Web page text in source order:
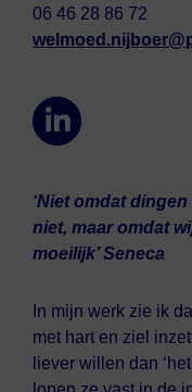
06 46 28 86 72
‘Niet omdat
niet, maar omdat
moeilijk’ Seneca
In mijn werk zie ik
met hart en ziel
liever willen dan